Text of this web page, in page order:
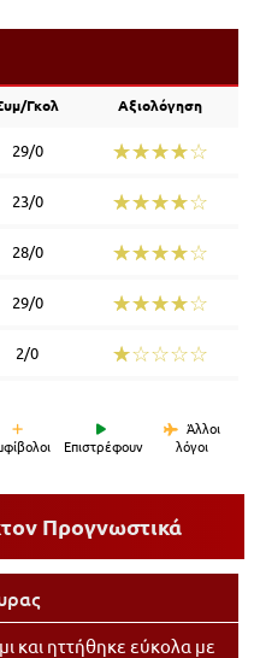
Γκολ Αξιολόγηση
29/0 ☆☆☆☆☆
★★★★★
23/0 ☆☆☆☆☆
★★★★★
28/0 ☆☆☆☆☆
★★★★★
29/0 ☆☆☆☆☆
★★★★★
2/0 ☆☆☆☆☆
★★★★★
Επιστρέφουν
Άλλοι
λόγοι
Προγνωστικά
και ηττήθηκε εύκολα με